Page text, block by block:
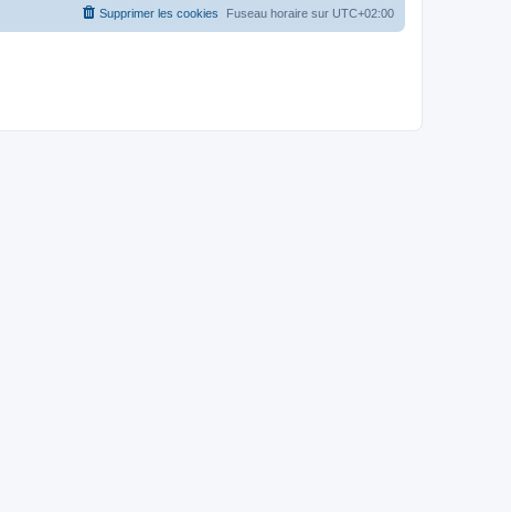
Fuseau horaire sur UTC+02:00
Supprimer les cookies